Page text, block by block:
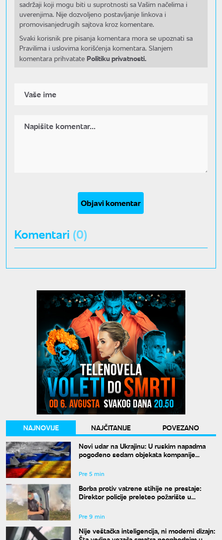
sadržaji koji mogu biti u suprotnosti sa Vašim načelima i
uverenjima. Nije dozvoljeno postavljanje linkova i
promovisanjedrugih sajtova kroz komentare.
Svaki korisnik pre pisanja komentara mora se upoznati sa
Pravilima i uslovima korišćenja komentara. Slanjem
komentara prihvatate Politiku privatnosti.
Objavi komentar
Komentari (0)
NAJNOVIJE NAJČITANIJE
POVEZANO
Novi udar na Ukrajinu: U ruskim napadma
pogođeno sedam objekata kompanije
Pre 5 min
Borba protiv vatrene stihije ne prestaje:
Direktor policije preleteo požarište u
Pre 9 min
Nije veštačka inteligencija, ni moderni dizajn: